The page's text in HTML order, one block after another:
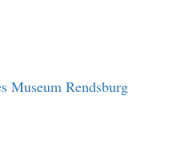
Museum Rendsburg